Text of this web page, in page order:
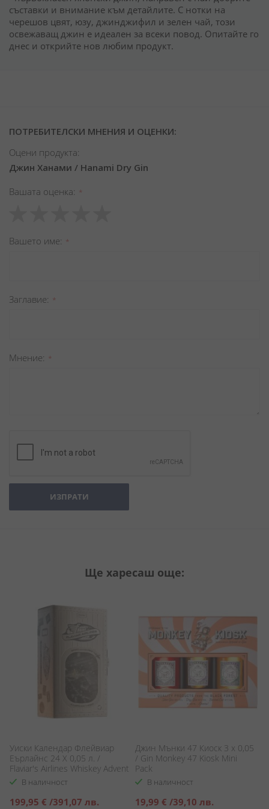
съставки и внимание към детайлите. С нотки на
черешов цвят, юзу, джинджифил и зелен чай, този
освежаващ джин е идеален за всеки повод. Опитайте го
днес и открийте нов любим продукт.
ПОТРЕБИТЕЛСКИ МНЕНИЯ И ОЦЕНКИ:
Оцени продукта:
Джин Ханами / Hanami Dry Gin
Вашата оценка
star
stars
stars
stars
stars
Вашето име
Заглавиe
Мнение
ИЗПРАТИ
Ще харесаш още:
Уиски Календар Флейвиар
Еърлайнс 24 Х 0,05 л. /
Flaviar's Airlines Whiskey Advent
Calendar
В наличност
Специална
199,95 € /391,07 лв.
Джин Мънки 47 Киоск 3 x 0,05
/ Gin Monkey 47 Kiosk Mini
Pack
В наличност
Специална
19,99 € /39,10 лв.